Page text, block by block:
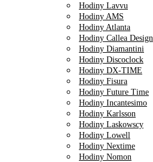
Hodiny Lavvu
Hodiny AMS
Hodiny Atlanta
Hodiny Callea Design
Hodiny Diamantini
Hodiny Discoclock
Hodiny DX-TIME
Hodiny Fisura
Hodiny Future Time
Hodiny Incantesimo
Hodiny Karlsson
Hodiny Laskowscy
Hodiny Lowell
Hodiny Nextime
Hodiny Nomon